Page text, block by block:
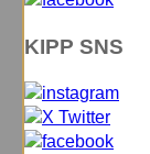
KIPP SNS